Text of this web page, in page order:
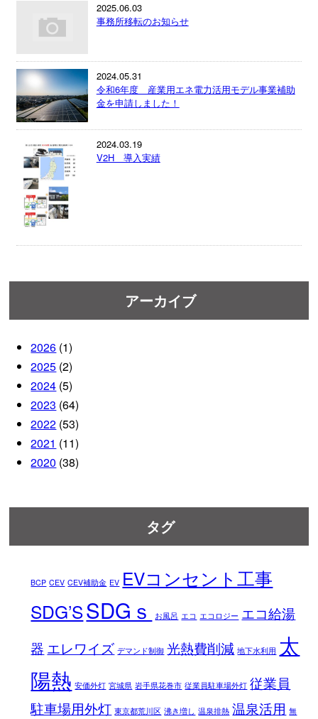
2025.06.03
事務所移転のお知らせ
2024.05.31
令和6年度 産業用エネ電力活用モデル事業補助
金を申請しました！
2024.03.19
V2H 導入実績
アーカイブ
2026 (1)
2025 (2)
2024 (5)
2023 (64)
2022 (53)
2021 (11)
2020 (38)
タグ
BCP CEV CEV補助金 EV EVコンセント工事
SDG’SSDGｓ お風呂 エコ エコロジー エコ給湯
器 エレワイズ デマンド制御 光熱費削減 地下水利用 太
陽熱 安価外灯 宮城県 岩手県花巻市 従業員駐車場外灯 従業員
駐車場用外灯 東京都荒川区 沸き増し 温泉排熱 温泉活用 無